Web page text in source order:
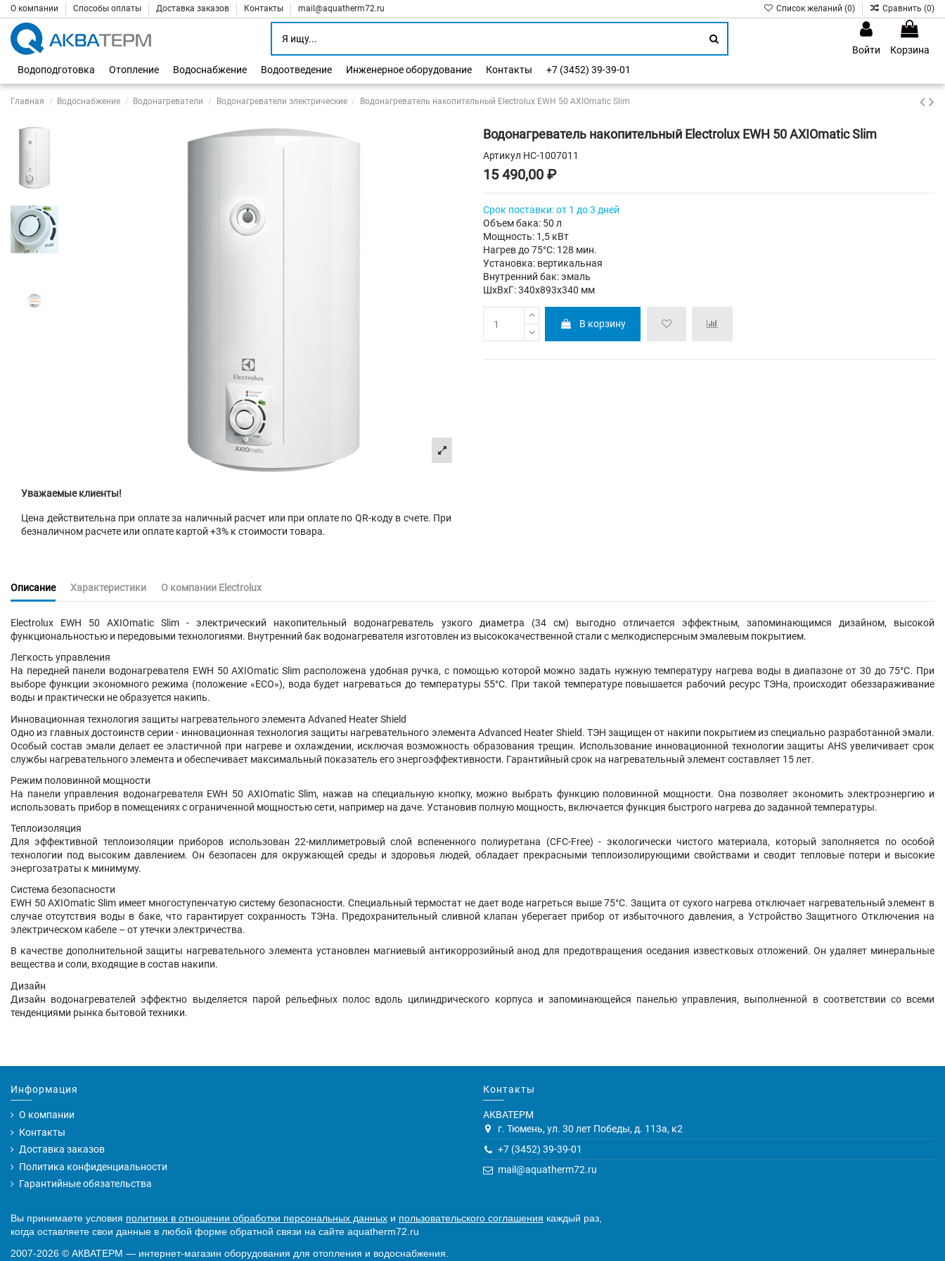
О компании Способы оплаты Доставка заказов Контакты mail@aquatherm72.ru Список желаний (0) Сравнить (0)
Войти
Корзина
Водоподготовка
Отопление Водоснабжение Водоотведение Инженерное оборудование Контакты +7 (3452) 39-39-01
Главная Водоснабжение Водонагреватели Водонагреватели электрические Водонагреватель накопительный Electrolux EWH 50 AXIOmatic Slim
Уважаемые клиенты!
Цена действительна при оплате за наличный расчет или при оплате по QR-коду в счете. При
безналичном расчете или оплате картой +3% к стоимости товара.
Водонагреватель накопительный Electrolux EWH 50 AXIOmatic Slim
Артикул НС-1007011
15 490,00 ₽
Срок поставки: от 1 до 3 дней
Объем бака: 50 л
Мощность: 1,5 кВт
Нагрев до 75°С: 128 мин.
Установка: вертикальная
Внутренний бак: эмаль
ШхВхГ: 340х893х340 мм
В корзину
Описание Характеристики О компании Electrolux
Electrolux EWH 50 AXIOmatic Slim - электрический накопительный водонагреватель узкого диаметра (34 см) выгодно отличается эффектным, запоминающимся дизайном, высокой
функциональностью и передовыми технологиями. Внутренний бак водонагревателя изготовлен из высококачественной стали с мелкодисперсным эмалевым покрытием.
Легкость управления
На передней панели водонагревателя EWH 50 AXIOmatic Slim расположена удобная ручка, с помощью которой можно задать нужную температуру нагрева воды в диапазоне от 30 до 75°С. При
выборе функции экономного режима (положение «ЕCO»), вода будет нагреваться до температуры 55°С. При такой температуре повышается рабочий ресурс ТЭНа, происходит обеззараживание
воды и практически не образуется накипь.
Инновационная технология защиты нагревательного элемента Advaned Heater Shield
Одно из главных достоинств серии - инновационная технология защиты нагревательного элемента Advanced Heater Shield. ТЭН защищен от накипи покрытием из специально разработанной эмали.
Особый состав эмали делает ее эластичной при нагреве и охлаждении, исключая возможность образования трещин. Использование инновационной технологии защиты AHS увеличивает срок
службы нагревательного элемента и обеспечивает максимальный показатель его энергоэффективности. Гарантийный срок на нагревательный элемент составляет 15 лет.
Режим половинной мощности
На панели управления водонагревателя EWH 50 AXIOmatic Slim, нажав на специальную кнопку, можно выбрать функцию половинной мощности. Она позволяет экономить электроэнергию и
использовать прибор в помещениях с ограниченной мощностью сети, например на даче. Установив полную мощность, включается функция быстрого нагрева до заданной температуры.
Теплоизоляция
Для эффективной теплоизоляции приборов использован 22-миллиметровый слой вспененного полиуретана (CFC-Free) - экологически чистого материала, который заполняется по особой
технологии под высоким давлением. Он безопасен для окружающей среды и здоровья людей, обладает прекрасными теплоизолирующими свойствами и сводит тепловые потери и высокие
энергозатраты к минимуму.
Система безопасности
EWH 50 AXIOmatic Slim имеет многоступенчатую систему безопасности. Специальный термостат не дает воде нагреться выше 75°C. Защита от сухого нагрева отключает нагревательный элемент в
случае отсутствия воды в баке, что гарантирует сохранность ТЭНа. Предохранительный сливной клапан уберегает прибор от избыточного давления, а Устройство Защитного Отключения на
электрическом кабеле – от утечки электричества.
В качестве дополнительной защиты нагревательного элемента установлен магниевый антикоррозийный анод для предотвращения оседания известковых отложений. Он удаляет минеральные
вещества и соли, входящие в состав накипи.
Дизайн
Дизайн водонагревателей эффектно выделяется парой рельефных полос вдоль цилиндрического корпуса и запоминающейся панелью управления, выполненной в соответствии со всеми
тенденциями рынка бытовой техники.
Информация
О компании
Контакты
Доставка заказов
Политика конфиденциальности
Гарантийные обязательства
Контакты
АКВАТЕРМ
г. Тюмень, ул. 30 лет Победы, д. 113а, к2
+7 (3452) 39-39-01
mail@aquatherm72.ru
Вы принимаете условия политики в отношении обработки персональных данных и пользовательского соглашения каждый раз,
когда оставляете свои данные в любой форме обратной связи на сайте aquatherm72.ru
2007-2026 © АКВАТЕРМ — интернет-магазин оборудования для отопления и водоснабжения.